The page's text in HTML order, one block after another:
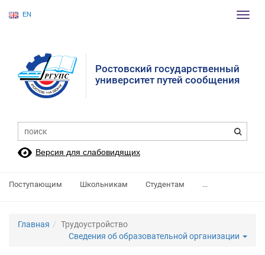
EN
Ростовский государственный
университет путей сообщения
Версия для слабовидящих
Поступающим Школьникам Студентам ...
Главная
Трудоустройство
Сведения об образовательной организации